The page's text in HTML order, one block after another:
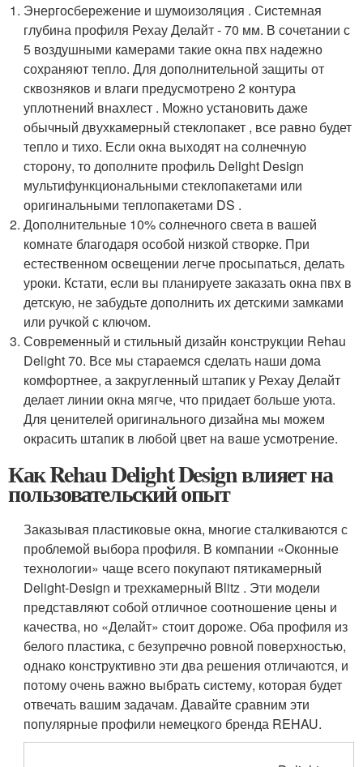
Энергосбережение и шумоизоляция . Системная
глубина профиля Рехау Делайт - 70 мм. В сочетании с
5 воздушными камерами такие окна пвх надежно
сохраняют тепло. Для дополнительной защиты от
сквозняков и влаги предусмотрено 2 контура
уплотнений внахлест . Можно установить даже
обычный двухкамерный стеклопакет , все равно будет
тепло и тихо. Если окна выходят на солнечную
сторону, то дополните профиль Delight Design
мультифункциональными стеклопакетами или
оригинальными теплопакетами DS .
Дополнительные 10% солнечного света в вашей
комнате благодаря особой низкой створке. При
естественном освещении легче просыпаться, делать
уроки. Кстати, если вы планируете заказать окна пвх в
детскую, не забудьте дополнить их детскими замками
или ручкой с ключом.
Современный и стильный дизайн конструкции Rehau
Delight 70. Все мы стараемся сделать наши дома
комфортнее, а закругленный штапик у Рехау Делайт
делает линии окна мягче, что придает больше уюта.
Для ценителей оригинального дизайна мы можем
окрасить штапик в любой цвет на ваше усмотрение.
Как Rehau Delight Design влияет на
пользовательский опыт
Заказывая пластиковые окна, многие сталкиваются с
проблемой выбора профиля. В компании «Оконные
технологии» чаще всего покупают пятикамерный
Delight-Design и трехкамерный Blitz . Эти модели
представляют собой отличное соотношение цены и
качества, но «Делайт» стоит дороже. Оба профиля из
белого пластика, с безупречно ровной поверхностью,
однако конструктивно эти два решения отличаются, и
потому очень важно выбрать систему, которая будет
отвечать вашим задачам. Давайте сравним эти
популярные профили немецкого бренда REHAU.